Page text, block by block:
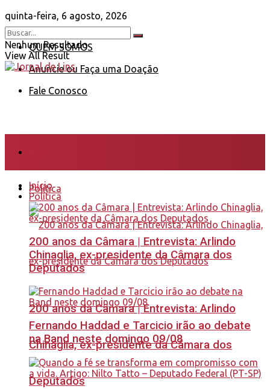
quinta-feira, 6 agosto, 2026
QUEM SOMOS
Anuncie ou Faça uma Doação
Fale Conosco
Nenhum Resultado
View All Result
Política
200 anos da Câmara | Entrevista: Arlindo
Chinaglia, ex-presidente da Câmara dos
Deputados
Início
Política
200 anos da Câmara | Entrevista: Arlindo
Chinaglia, ex-presidente da Câmara dos
Deputados
Fernando Haddad e Tarcicio irão ao debate
na Band neste domingo 09/08